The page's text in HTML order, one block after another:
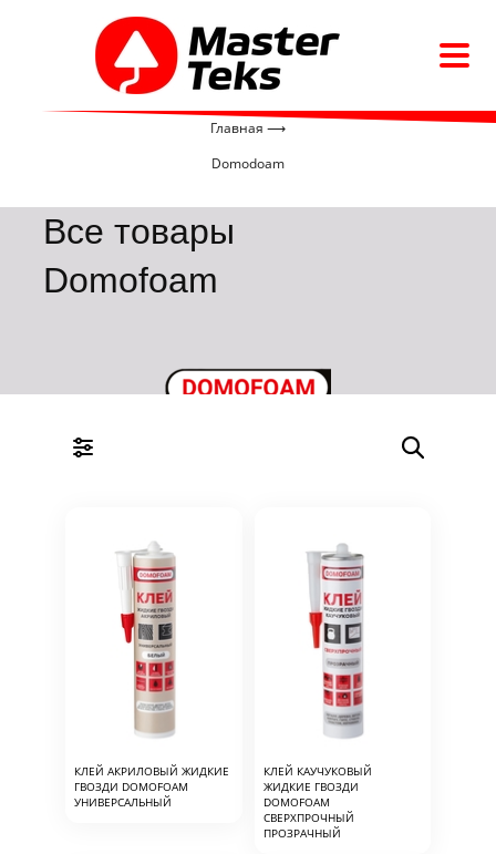
Главная ⟶
Domodoam
Все товары
Domofoam
КЛЕЙ АКРИЛОВЫЙ ЖИДКИЕ
ГВОЗДИ DOMOFOAM
УНИВЕРСАЛЬНЫЙ
КЛЕЙ КАУЧУКОВЫЙ
ЖИДКИЕ ГВОЗДИ
DOMOFOAM
СВЕРХПРОЧНЫЙ
ПРОЗРАЧНЫЙ